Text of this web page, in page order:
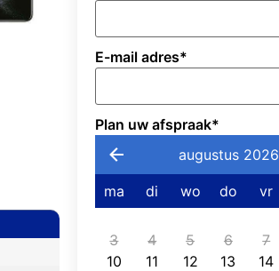
E-mail adres*
Plan uw afspraak*
augustus 2026
ma di wo do vr
3
4 5 6 7
10
11 12 13 14